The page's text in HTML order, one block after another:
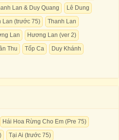
Lan & Duy Quang
Lê Dung
Lan (trước 75)
Thanh Lan
Lan
Hương Lan (ver 2)
Thu Tốp Ca
Duy Khánh
Hái Hoa Rừng Cho Em (Pre 75)
Tại Ai (trước 75)